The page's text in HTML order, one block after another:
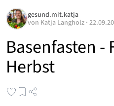
Basenfasten -
Herbst
gesund.mit.katja
von Katja Langholz ·